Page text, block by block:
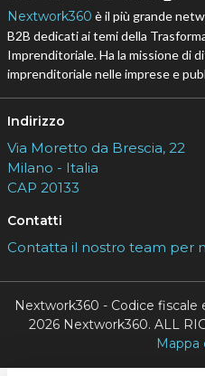
Nextwork360 è il più grande
B2B dedicati ai temi della
Imprenditoriale. Ha la missione di
imprenditoriale nelle imprese e
Indirizzo
Via Moretto da Brescia, 22
Milano - Italia
CAP 20133
Contatti
Contatta il nostro team per
Nextwork360 - Codice fiscale
2026 Nextwork360. ALL
Mappa